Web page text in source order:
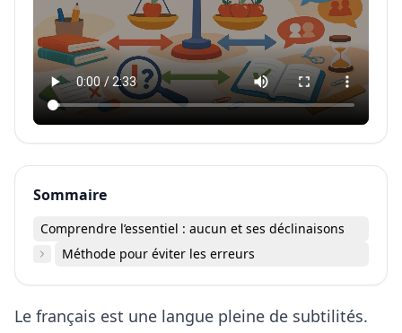
Sommaire
Comprendre l’essentiel : aucun et ses déclinaisons
Méthode pour éviter les erreurs
Le français est une langue pleine de subtilités.